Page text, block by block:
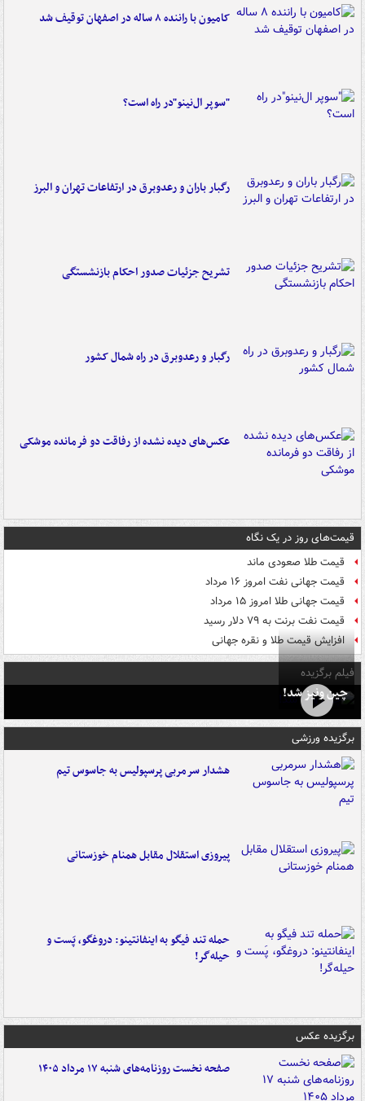
کامیون با راننده ۸ ساله در اصفهان توقیف شد
"سوپر ال‌نینو"در راه است؟
رگبار باران و رعدوبرق در ارتفاعات تهران و البرز
تشریح جزئیات صدور احکام بازنشستگی
رگبار و رعدوبرق در راه شمال کشور
عکس‌های دیده نشده از رفاقت دو فرمانده‌ موشکی
قیمت‌های روز در یک نگاه
قیمت طلا صعودی ماند
قیمت جهانی نفت امروز ۱۶ مرداد
قیمت جهانی طلا امروز ۱۵ مرداد
قیمت نفت برنت به ۷۹ دلار رسید
افزایش قیمت طلا و نقره جهانی
فیلم برگزیده
چین ونیز شد!
برگزیده ورزشی
هشدار سرمربی پرسپولیس به جاسوس تیم
پیروزی استقلال مقابل همنام خوزستانی
حمله تند فیگو به اینفانتینو: دروغگو، پَست‌ و
حیله‌گر!
برگزیده عکس
صفحه نخست روزنامه‌های شنبه ۱۷ مرداد ۱۴۰۵